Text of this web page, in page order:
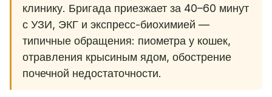
клинику. Бригада приезжает за 40–60 минут
с УЗИ, ЭКГ и экспресс-биохимией —
типичные обращения: пиометра у кошек,
отравления крысиным ядом, обострение
почечной недостаточности.